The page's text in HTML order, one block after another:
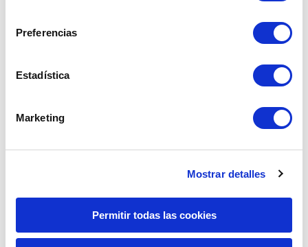
Preferencias
Estadística
Marketing
Mostrar detalles
Permitir todas las cookies
Dólar compra: